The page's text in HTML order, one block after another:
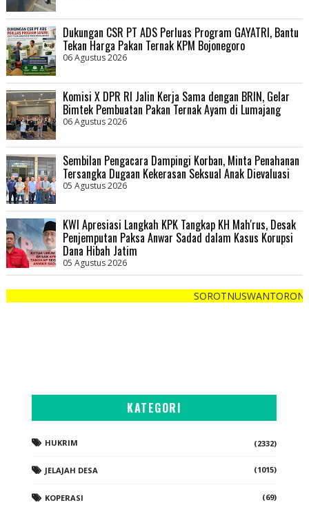
Dukungan CSR PT ADS Perluas Program GAYATRI, Bantu
Tekan Harga Pakan Ternak KPM Bojonegoro
06 Agustus 2026
Komisi X DPR RI Jalin Kerja Sama dengan BRIN, Gelar
Bimtek Pembuatan Pakan Ternak Ayam di Lumajang
06 Agustus 2026
Sembilan Pengacara Dampingi Korban, Minta Penahanan
Tersangka Dugaan Kekerasan Seksual Anak Dievaluasi
05 Agustus 2026
KWI Apresiasi Langkah KPK Tangkap KH Mah'rus, Desak
Penjemputan Paksa Anwar Sadad dalam Kasus Korupsi
Dana Hibah Jatim
05 Agustus 2026
KATEGORI
HUKRIM (2332)
JELAJAH DESA (1015)
KOPERASI (69)